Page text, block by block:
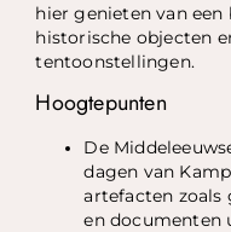
hier genieten van een
historische objecten
tentoonstellingen.
Hoogtepunten
De
dagen van
artefacten zoals
en documenten